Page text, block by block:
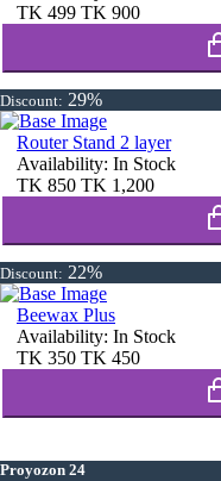
TK 499 TK 900
Discount: 29%
Router Stand 2 layer
Availability: In Stock
TK 850 TK 1,200
Discount: 22%
Beewax Plus
Availability: In Stock
TK 350 TK 450
Proyozon 24